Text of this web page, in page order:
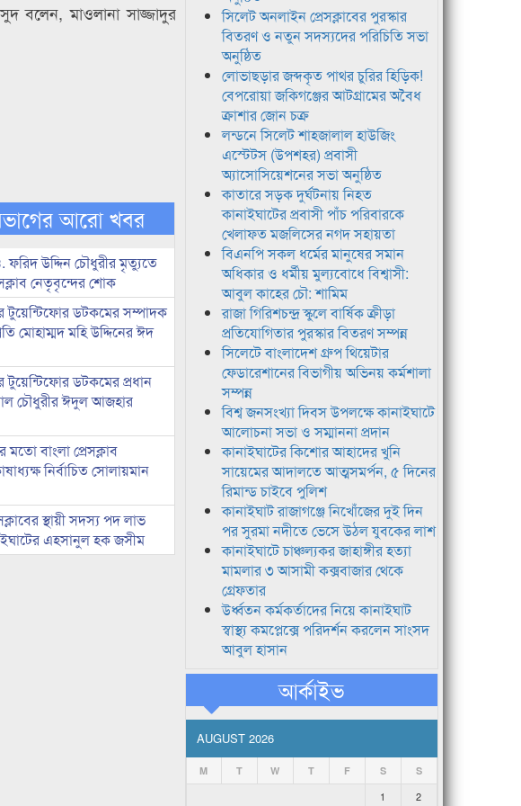
বলেন, মাওলানা সাজ্জাদুর
আরো খবর
ফরিদ উদ্দিন চৌধুরীর মৃত্যুতে
নেতৃবৃন্দের শোক
টুয়েন্টিফোর ডটকমের সম্পাদক
মোহাম্মদ মহি উদ্দিনের ঈদ
টুয়েন্টিফোর ডটকমের প্রধান
চৌধুরীর ঈদুল আজহার
বাংলা প্রেসক্লাব
নির্বাচিত সোলায়মান
স্থায়ী সদস্য পদ লাভ
এহসানুল হক জসীম
সিলেট অনলাইন প্রেসক্লাবের পুরস্কার
বিতরণ ও নতুন সদস্যদের পরিচিতি সভা
অনুষ্ঠিত
লোভাছড়ার জব্দকৃত পাথর চুরির হিড়িক!
বেপরোয়া জকিগঞ্জের আটগ্রামের অবৈধ
ক্রাশার জোন চক্র
লন্ডনে সিলেট শাহজালাল হাউজিং
এস্টেটস (উপশহর) প্রবাসী
অ্যাসোসিয়েশনের সভা অনুষ্ঠিত
কাতারে সড়ক দুর্ঘটনায় নিহত
কানাইঘাটের প্রবাসী পাঁচ পরিবারকে
খেলাফত মজলিসের নগদ সহায়তা
বিএনপি সকল ধর্মের মানুষের সমান
অধিকার ও ধর্মীয় মুল্যবোধে বিশ্বাসী:
আবুল কাহের চৌ: শামিম
রাজা গিরিশচন্দ্র স্কুলে বার্ষিক ক্রীড়া
প্রতিযোগিতার পুরস্কার বিতরণ সম্পন্ন
সিলেটে বাংলাদেশ গ্রুপ থিয়েটার
ফেডারেশানের বিভাগীয় অভিনয় কর্মশালা
সম্পন্ন
বিশ্ব জনসংখ্যা দিবস উপলক্ষে কানাইঘাটে
আলোচনা সভা ও সম্মাননা প্রদান
কানাইঘাটের কিশোর আহাদের খুনি
সায়েমের আদালতে আত্মসমর্পন, ৫ দিনের
রিমান্ড চাইবে পুলিশ
কানাইঘাট রাজাগঞ্জে নিখোঁজের দুই দিন
পর সুরমা নদীতে ভেসে উঠল যুবকের লাশ
কানাইঘাটে চাঞ্চল্যকর জাহাঙ্গীর হত্যা
মামলার ৩ আসামী কক্সবাজার থেকে
গ্রেফতার
উর্ধ্বতন কর্মকর্তাদের নিয়ে কানাইঘাট
স্বাস্থ্য কমপ্লেক্সে পরিদর্শন করলেন সাংসদ
আবুল হাসান
আর্কাইভ
AUGUST 2026
M T W T F S S
1
2